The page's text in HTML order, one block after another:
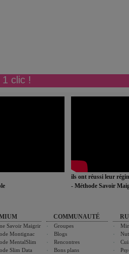
clic !
ils ont réussi leur
- Méthode Savoir
Savoir Maigrir
Montignac
MentalSlim
Slim Data
COMMUNAUTÉ
Groupes
Blogs
Rencontres
Bons plans